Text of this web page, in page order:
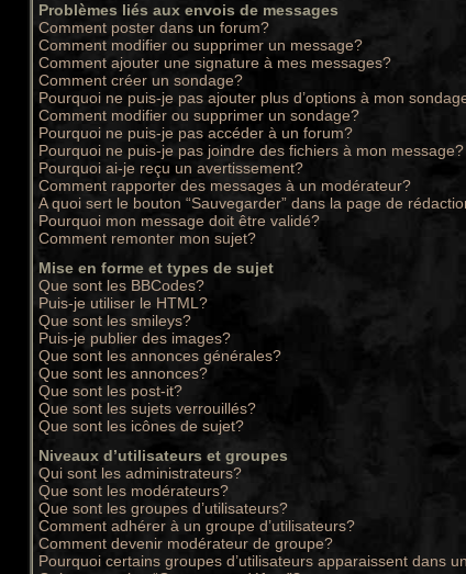
Problèmes liés aux envois de messages
Comment poster dans un forum?
Comment modifier ou supprimer un message?
Comment ajouter une signature à mes messages?
Comment créer un sondage?
Pourquoi ne puis-je pas ajouter plus d’options à mon
Comment modifier ou supprimer un sondage?
Pourquoi ne puis-je pas accéder à un forum?
Pourquoi ne puis-je pas joindre des fichiers à mon message?
Pourquoi ai-je reçu un avertissement?
Comment rapporter des messages à un modérateur?
A quoi sert le bouton “Sauvegarder” dans la page de
Pourquoi mon message doit être validé?
Comment remonter mon sujet?
Mise en forme et types de sujet
Que sont les BBCodes?
Puis-je utiliser le HTML?
Que sont les smileys?
Puis-je publier des images?
Que sont les annonces générales?
Que sont les annonces?
Que sont les post-it?
Que sont les sujets verrouillés?
Que sont les icônes de sujet?
Niveaux d’utilisateurs et groupes
Qui sont les administrateurs?
Que sont les modérateurs?
Que sont les groupes d’utilisateurs?
Comment adhérer à un groupe d’utilisateurs?
Comment devenir modérateur de groupe?
Pourquoi certains groupes d’utilisateurs apparaissent dans